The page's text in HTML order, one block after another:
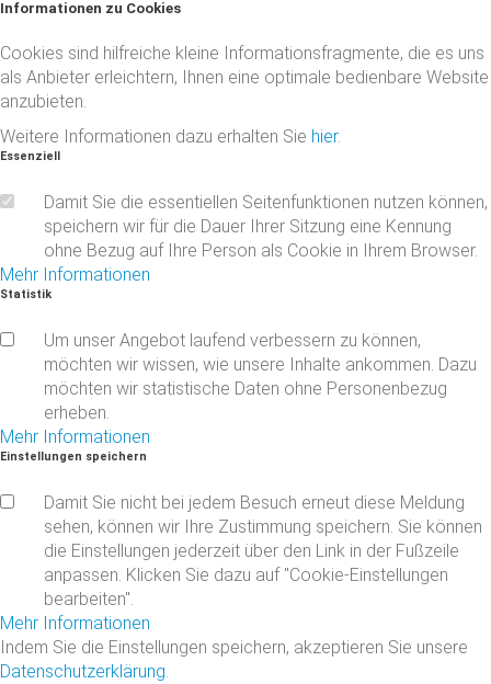
Informationen zu Cookies
Cookies sind hilfreiche kleine Informationsfragmente, die es uns
als Anbieter erleichtern, Ihnen eine optimale bedienbare Website
anzubieten.
Weitere Informationen dazu erhalten Sie hier.
Essenziell
Damit Sie die essentiellen Seitenfunktionen nutzen können,
speichern wir für die Dauer Ihrer Sitzung eine Kennung
ohne Bezug auf Ihre Person als Cookie in Ihrem Browser.
Mehr Informationen
Statistik
Um unser Angebot laufend verbessern zu können,
möchten wir wissen, wie unsere Inhalte ankommen. Dazu
möchten wir statistische Daten ohne Personenbezug
erheben.
Mehr Informationen
Einstellungen speichern
Damit Sie nicht bei jedem Besuch erneut diese Meldung
sehen, können wir Ihre Zustimmung speichern. Sie können
die Einstellungen jederzeit über den Link in der Fußzeile
anpassen. Klicken Sie dazu auf "Cookie-Einstellungen
bearbeiten".
Mehr Informationen
Indem Sie die Einstellungen speichern, akzeptieren Sie unsere
Datenschutzerklärung.